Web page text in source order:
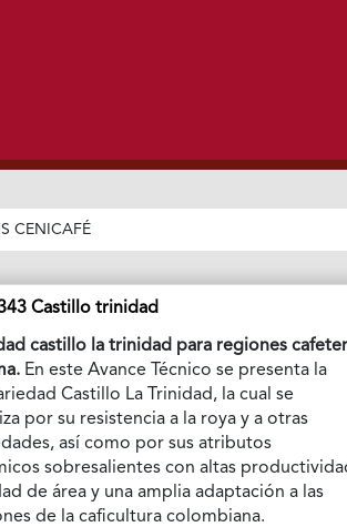
CENICAFÉ
Castillo trinidad
castillo la trinidad para regiones
En este Avance Técnico se presenta la
Castillo La Trinidad, la cual se
por su resistencia a la roya y a otras
así como por sus atributos
sobresalientes con altas
de área y una amplia adaptación a las
de la caficultura colombiana.